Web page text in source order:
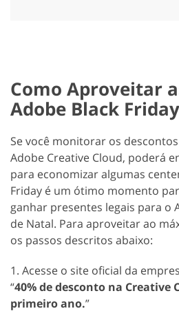
Como Aproveitar
Adobe Black Friday
Se você monitorar os
Adobe Creative Cloud, poderá
para economizar algumas
Friday é um ótimo momento
ganhar presentes legais para o
de Natal. Para aproveitar ao
os passos descritos abaixo:
1. Acesse o site oficial da
“40% de desconto na Creative
primeiro ano.”